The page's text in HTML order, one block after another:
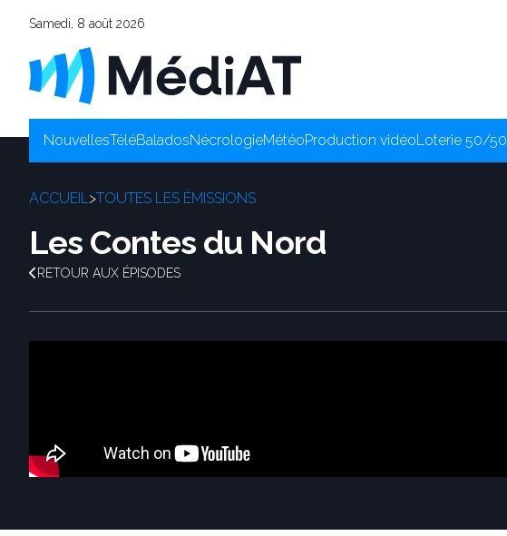
Samedi, 8 août 2026
NouvellesTéléBaladosNécrologieMétéoProduction vidéoLoterie 50/50
ACCUEIL>TOUTES LES ÉMISSIONS
Les Contes du Nord
RETOUR AUX ÉPISODES